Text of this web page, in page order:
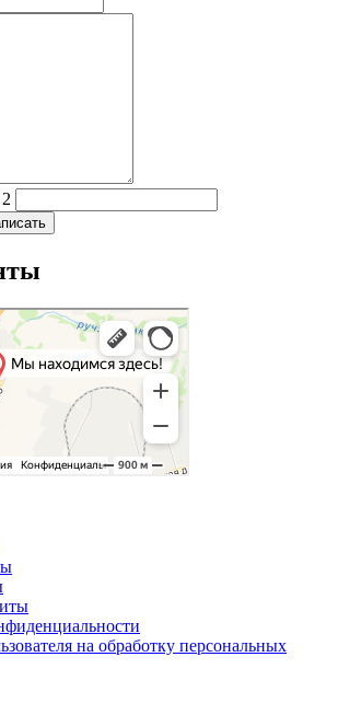
на обработку персональных